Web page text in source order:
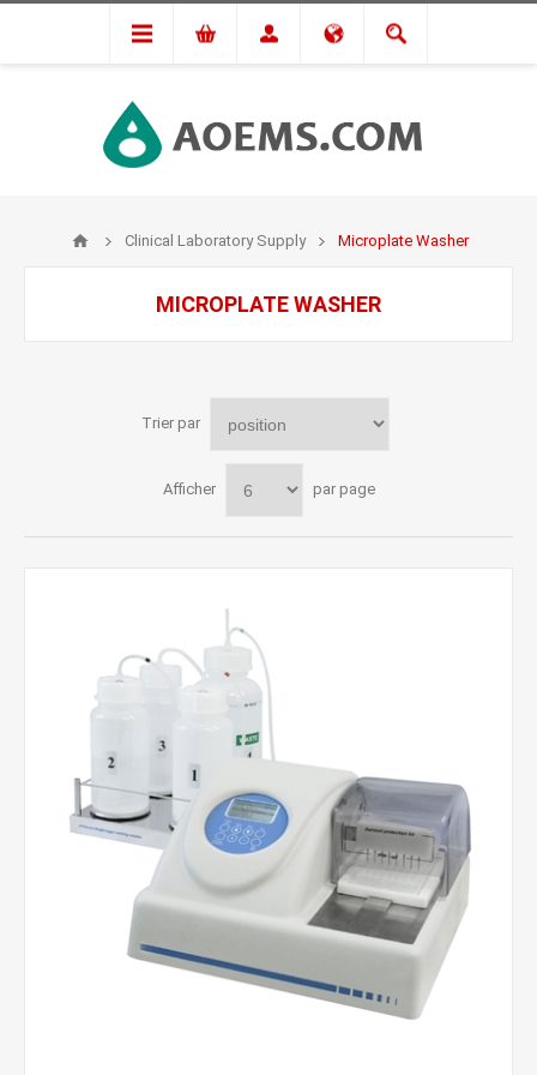
Clinical Laboratory Supply Microplate Washer
MICROPLATE WASHER
Trier par
Afficher par page